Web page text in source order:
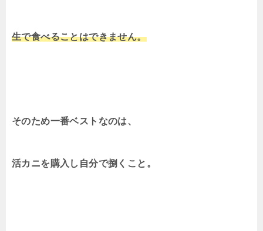
生で食べることはできません。
そのため一番ベストなのは、
活カニを購入し自分で捌くこと。